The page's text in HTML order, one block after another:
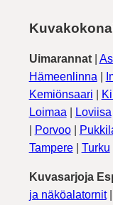
Uimarannat|
Hämeenlinna
Kemiönsaari
Loimaa
Loviisa
Porvoo|
Tampere| Turku
Kuvasarjoja
ja näköalatornit|